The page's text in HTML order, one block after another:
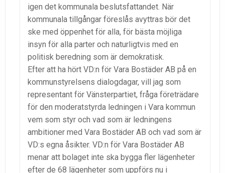
igen det kommunala beslutsfattandet. När
kommunala tillgångar föreslås avyttras bör det
ske med öppenhet för alla, för bästa möjliga
insyn för alla parter och naturligtvis med en
politisk beredning som är demokratisk.
Efter att ha hört VD:n för Vara Bostäder AB på en
kommunstyrelsens dialogdagar, vill jag som
representant för Vänsterpartiet, fråga företrädare
för den moderatstyrda ledningen i Vara kommun
vem som styr och vad som är ledningens
ambitioner med Vara Bostäder AB och vad som är
VD:s egna åsikter. VD:n för Vara Bostäder AB
menar att bolaget inte ska bygga fler lägenheter
efter de 68 lägenheter som uppförs nu i